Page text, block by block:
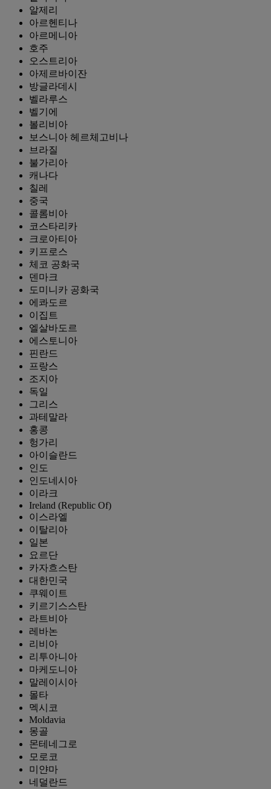
알제리
아르헨티나
아르메니아
호주
오스트리아
아제르바이잔
방글라데시
벨라루스
벨기에
볼리비아
보스니아 헤르체고비나
브라질
불가리아
캐나다
칠레
중국
콜롬비아
코스타리카
크로아티아
키프로스
체코 공화국
덴마크
도미니카 공화국
에콰도르
이집트
엘살바도르
에스토니아
핀란드
프랑스
조지아
독일
그리스
과테말라
홍콩
헝가리
아이슬란드
인도
인도네시아
이라크
Ireland (Republic Of)
이스라엘
이탈리아
일본
요르단
카자흐스탄
대한민국
쿠웨이트
키르기스스탄
라트비아
레바논
리비아
리투아니아
마케도니아
말레이시아
몰타
멕시코
Moldavia
몽골
몬테네그로
모로코
미얀마
네덜란드